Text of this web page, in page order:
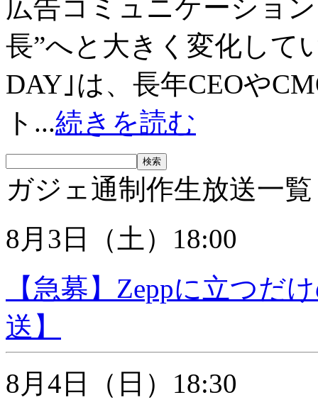
広告コミュニケーショ
長”へと大きく変化して
DAY｣は、長年CEOや
ト...続きを読む
ガジェ通制作生放送一覧
8月3日（土）18:00
【急募】Zeppに立つだ
送】
8月4日（日）18:30